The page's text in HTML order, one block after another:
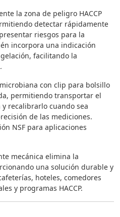
la zona de peligro HACCP
detectar rápidamente
riesgos para la
incorpora una indicación
facilitando la
con clip para bolsillo
permitiendo transportar el
recalibrarlo cuando sea
de las mediciones.
NSF para aplicaciones
mecánica elimina la
una solución durable y
hoteles, comedores
y programas HACCP.